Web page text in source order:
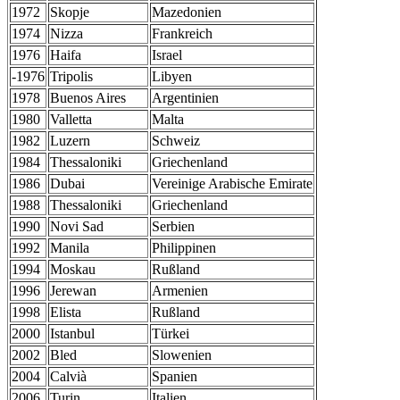
1972
Skopje
Mazedonien
1974
Nizza
Frankreich
1976
Haifa
Israel
-1976 Tripolis
Libyen
1978
Buenos Aires
Argentinien
1980
Valletta
Malta
1982
Luzern
Schweiz
1984
Thessaloniki
Griechenland
1986
Dubai
Vereinige Arabische Emirate
1988
Thessaloniki
Griechenland
1990
Novi Sad
Serbien
1992
Manila
Philippinen
1994
Moskau
Rußland
1996
Jerewan
Armenien
1998
Elista
Rußland
2000
Istanbul
Türkei
2002
Bled
Slowenien
2004
Calvià
Spanien